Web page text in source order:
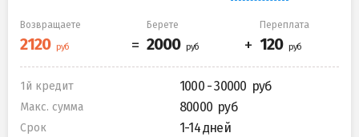
Возвращаете Берете Переплата
1й кредит 1000 - 30000
Макс. сумма 80000
Срок 1-14 дней